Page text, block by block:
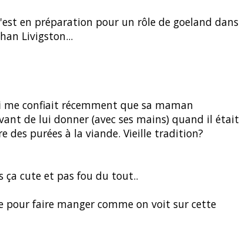
en préparation pour un rôle de goeland dans
Livigston...
confiait récemment que sa maman
de lui donner (avec ses mains) quand il était
des purées à la viande. Vieille tradition?
ça cute et pas fou du tout..
pour faire manger comme on voit sur cette